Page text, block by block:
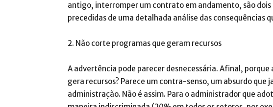
antigo, interromper um contrato em andamento, são dois
precedidas de uma detalhada análise das consequências
2. Não corte programas que geram recursos
A advertência pode parecer desnecessária. Afinal,
gera recursos? Parece um contra-senso, um absurdo que
administração. Não é assim. Para o administrador que